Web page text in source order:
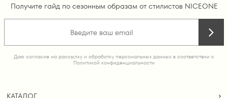
Получите гайд по сезонным образам от стилистов NICEONE
Даю согласие на рассылку и обработку персональных данных в соответствии с
Политикой конфиденциальности